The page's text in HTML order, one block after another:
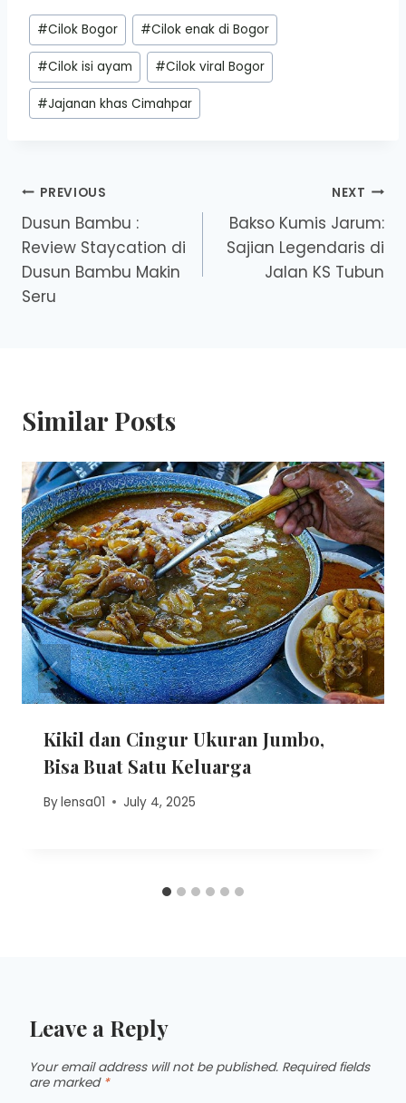
Post
Tags:
#Cilok Bogor #Cilok enak di Bogor
#Cilok isi ayam #Cilok viral Bogor
#Jajanan khas Cimahpar
Post
navigation
PREVIOUS
Dusun Bambu :
Review Staycation di
Dusun Bambu Makin
Seru
NEXT
Bakso Kumis Jarum:
Sajian Legendaris di
Jalan KS Tubun
Similar Posts
Kikil dan Cingur Ukuran Jumbo,
Bisa Buat Satu Keluarga
Bylensa01 July 4, 2025
Leave a Reply
Your email address will not be published. Required fields
are marked *